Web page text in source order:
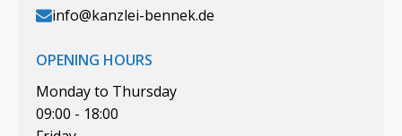
info@kanzlei-bennek.de
OPENING HOURS
Monday to Thursday
09:00 - 18:00